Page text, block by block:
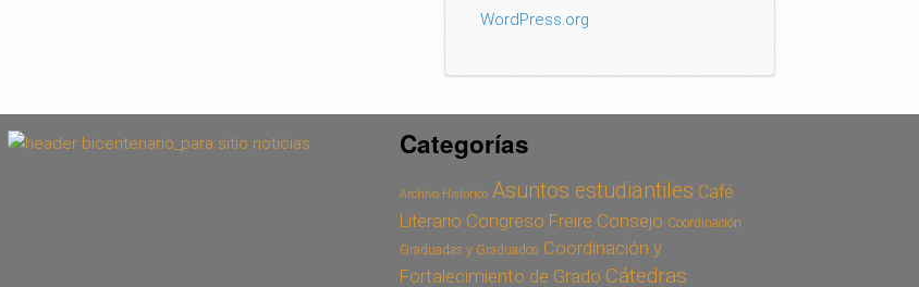
WordPress.org
Categorías
Archivo Histórico Asuntos estudiantiles Café
Literario Congreso Freire Consejo Coordinación
Graduadas y Graduados Coordinación y
Fortalecimiento de Grado Cátedras